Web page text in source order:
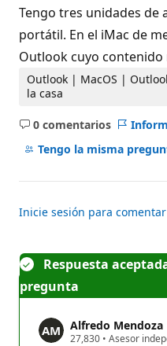
o
s
d
e
r
p
u
t
c
ó
Tengo tres unidades de
portátil. En el iMac de
Outlook cuyo
Outlook | MacOS |
la casa
0 comentarios
No
hay
Tengo la misma
Inicie sesión para comentar
Respuesta
pregunta
Alfredo Mendoza
27,830 P• Asesor